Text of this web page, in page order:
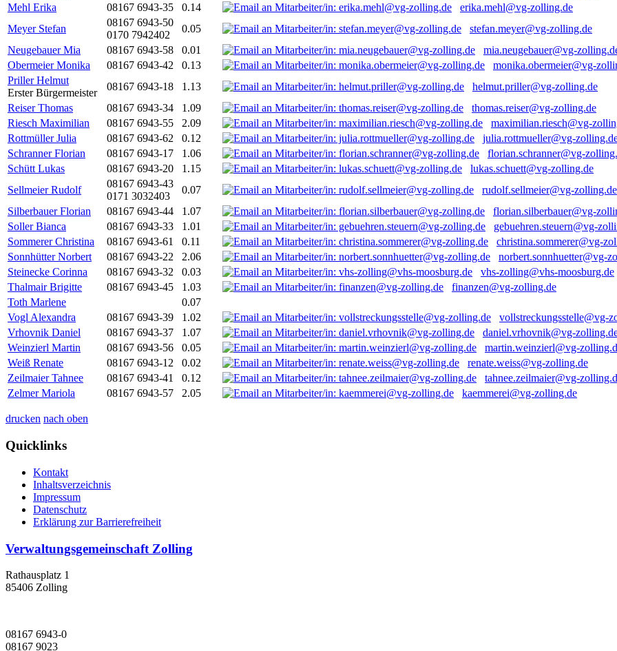
Mehl Erika
08167 6943-35 0.14
erika.mehl@vg-zolling.de
Meyer Stefan
08167 6943-50
0170 7942402
0.05
stefan.meyer@vg-zolling.de
Neugebauer Mia
08167 6943-58 0.01
mia.neugebauer@vg-
Obermeier Monika
08167 6943-42 0.13
monika.obermeier@vg-
Priller Helmut
Erster Bürgermeister
08167 6943-18 1.13
helmut.priller@vg-zolling.de
Reiser Thomas
08167 6943-34 1.09
thomas.reiser@vg-zolling.de
Riesch Maximilian
08167 6943-55 2.09
maximilian.riesch@vg-
Rottmüller Julia
08167 6943-62 0.12
julia.rottmueller@vg-
Schranner Florian
08167 6943-17 1.06
florian.schranner@vg-
Schütt Lukas
08167 6943-20 1.15
lukas.schuett@vg-zolling.de
Sellmeier Rudolf
08167 6943-43
0171 3032403
0.07
rudolf.sellmeier@vg-zolling.de
Silberbauer Florian
08167 6943-44 1.07
florian.silberbauer@vg-
Soller Bianca
08167 6943-33 1.01
gebuehren.steuern@vg-
Sommerer Christina
08167 6943-61 0.11
christina.sommerer@vg-
Sonnhütter Norbert
08167 6943-22 2.06
norbert.sonnhuetter@vg-
Steinecke Corinna
08167 6943-32 0.03
vhs-zolling@vhs-moosburg.de
Thalmair Brigitte
08167 6943-45 1.03
finanzen@vg-zolling.de
Toth Marlene
0.07
Vogl Alexandra
08167 6943-39 1.02
vollstreckungsstelle@vg-
Vrhovnik Daniel
08167 6943-37 1.07
daniel.vrhovnik@vg-
Weinzierl Martin
08167 6943-56 0.05
martin.weinzierl@vg-
Weiß Renate
08167 6943-12 0.02
renate.weiss@vg-zolling.de
Zeilmaier Tahnee
08167 6943-41 0.12
tahnee.zeilmaier@vg-
Zelmer Mariola
08167 6943-57 2.05 kaemmerei@vg-zolling.de
drucken nach oben
Quicklinks
Kontakt
Inhaltsverzeichnis
Impressum
Datenschutz
Erklärung zur Barrierefreiheit
Verwaltungsgemeinschaft Zolling
Rathausplatz 1
85406 Zolling
08167 6943-0
08167 9023